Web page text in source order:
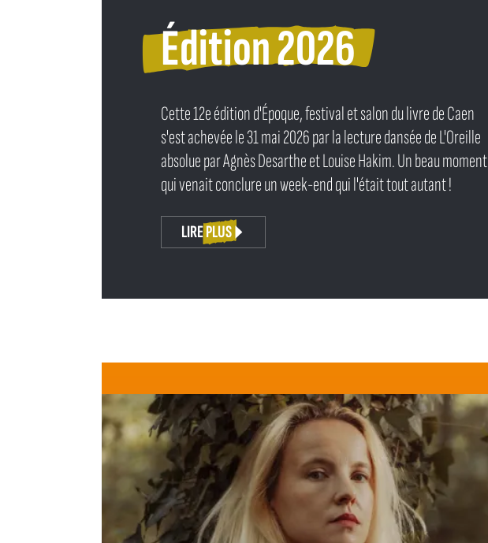
Édition 2026
Cette 12e édition d'Époque, festival et salon du livre de Caen
s'est achevée le 31 mai 2026 par la lecture dansée de L'Oreille
absolue par Agnès Desarthe et Louise Hakim. Un beau moment
qui venait conclure un week-end qui l'était tout autant !
LIRE PLUS